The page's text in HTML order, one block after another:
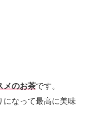
メのお茶です。
になって最高に美味